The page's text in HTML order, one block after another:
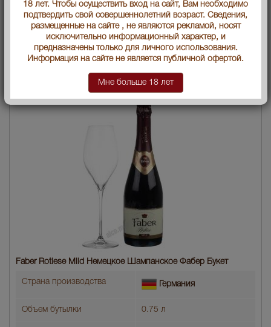
Условия продаж: Только самовывоз
нет в наличии Цена : 673
Faber Rotlese Mild Немецкое Шампанское Фабер Букет
Страна производства Германия
Объем бутылки 0.75 л
18 лет. Чтобы осуществить вход на сайт, Вам необходимо
подтвердить свой совершеннолетний возраст. Сведения,
размещенные на сайте , не являются рекламой, носят
исключительно информационный характер, и
предназначены только для личного использования.
Информация на сайте не является публичной офертой.
Мне больше 18 лет